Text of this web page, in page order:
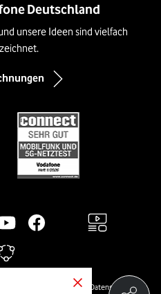
Deutschland
unsere Ideen sind vielfach
Cookies Datenschutz